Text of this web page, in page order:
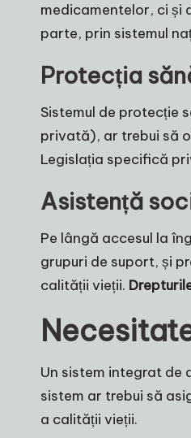
medicamentelor, ci și
parte, prin sistemul
Protecția
Sistemul de protecție
privată), ar trebui să
Legislația specifică
Asistență
Pe lângă accesul la
grupuri de suport, și
calității vieții.
Un sistem integrat de
sistem ar trebui să
a calității vieții.